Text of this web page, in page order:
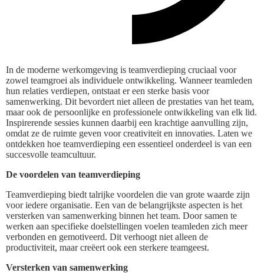
In de moderne werkomgeving is teamverdieping cruciaal voor
zowel teamgroei als individuele ontwikkeling. Wanneer teamleden
hun relaties verdiepen, ontstaat er een sterke basis voor
samenwerking. Dit bevordert niet alleen de prestaties van het team,
maar ook de persoonlijke en professionele ontwikkeling van elk lid.
Inspirerende sessies kunnen daarbij een krachtige aanvulling zijn,
omdat ze de ruimte geven voor creativiteit en innovaties. Laten we
ontdekken hoe teamverdieping een essentieel onderdeel is van een
succesvolle teamcultuur.
De voordelen van teamverdieping
Teamverdieping biedt talrijke voordelen die van grote waarde zijn
voor iedere organisatie. Een van de belangrijkste aspecten is het
versterken van samenwerking binnen het team. Door samen te
werken aan specifieke doelstellingen voelen teamleden zich meer
verbonden en gemotiveerd. Dit verhoogt niet alleen de
productiviteit, maar creëert ook een sterkere teamgeest.
Versterken van samenwerking